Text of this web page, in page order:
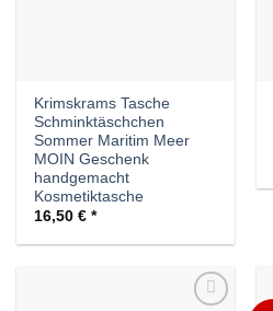
Krimskrams Tasche
Schminktäschchen
Sommer Maritim Meer
MOIN Geschenk
handgemacht
Kosmetiktasche
16,50€